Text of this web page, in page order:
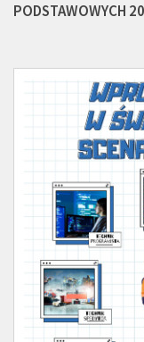
PODSTAWOWYCH